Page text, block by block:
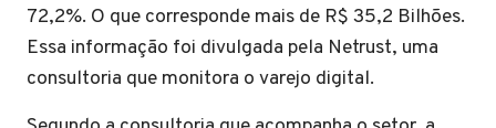
72,2%. O que corresponde mais de R$ 35,2 Bilhões.
Essa informação foi divulgada pela Netrust, uma
consultoria que monitora o varejo digital.